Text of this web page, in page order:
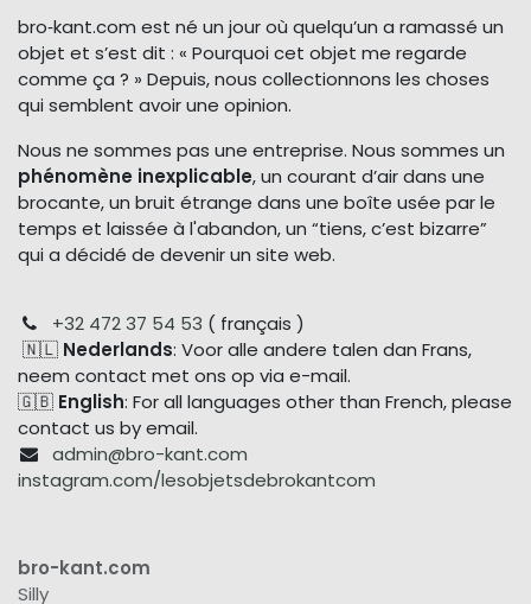
bro‑kant.com est né un jour où quelqu’un a ramassé un
objet et s’est dit : « Pourquoi cet objet me regarde
comme ça ? » Depuis, nous collectionnons les choses
qui semblent avoir une opinion.
Nous ne sommes pas une entreprise. Nous sommes un
phénomène inexplicable, un courant d’air dans une
brocante, un bruit étrange dans une boîte usée par le
temps et laissée à l'abandon, un “tiens, c’est bizarre”
qui a décidé de devenir un site web.
+32 472 37 54 53 ( français )
🇳🇱 Nederlands: Voor alle andere talen dan Frans,
neem contact met ons op via e-mail.
🇬🇧 English: For all languages other than French, please
contact us by email.
admin@bro-kant.com
instagram.com/lesobjetsdebrokantcom
bro-kant.com
Silly